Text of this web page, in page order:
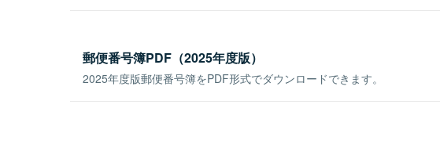
郵便番号簿PDF（2025年度版）
2025年度版郵便番号簿をPDF形式でダウンロードできます。